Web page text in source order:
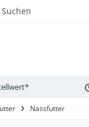
Suchen
Nassfutter